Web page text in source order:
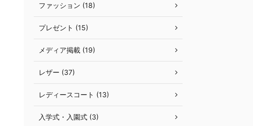
ファッション (18)
プレゼント (15)
メディア掲載 (19)
レザー (37)
レディースコート (13)
入学式・入園式 (3)